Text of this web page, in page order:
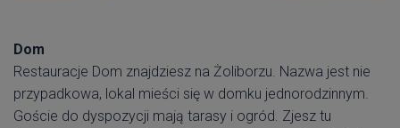
Dom
Restauracje Dom znajdziesz na Żoliborzu. Nazwa jest nie
przypadkowa, lokal mieści się w domku jednorodzinnym.
Goście do dyspozycji mają tarasy i ogród. Zjesz tu